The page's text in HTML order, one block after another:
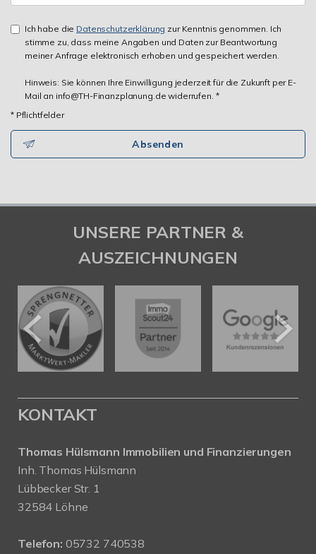
Ich habe die Datenschutzerklärung zur Kenntnis genommen. Ich
stimme zu, dass meine Angaben und Daten zur Beantwortung
meiner Anfrage elektronisch erhoben und gespeichert werden.
Hinweis: Sie können Ihre Einwilligung jederzeit für die Zukunft per E-
Mail an info@TH-Finanzplanung.de widerrufen. *
* Pflichtfelder
Absenden
UNSERE PARTNER &
AUSZEICHNUNGEN
KONTAKT
Thomas Hülsmann Immobilien und Finanzierungen
Inh. Thomas Hülsmann
Lübbecker Str. 1
32584 Löhne
Telefon: 05732 740538